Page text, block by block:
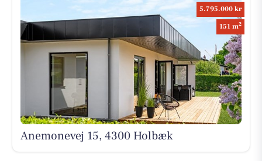
5.795.000 kr
151 m2
Anemonevej 15, 4300 Holbæk